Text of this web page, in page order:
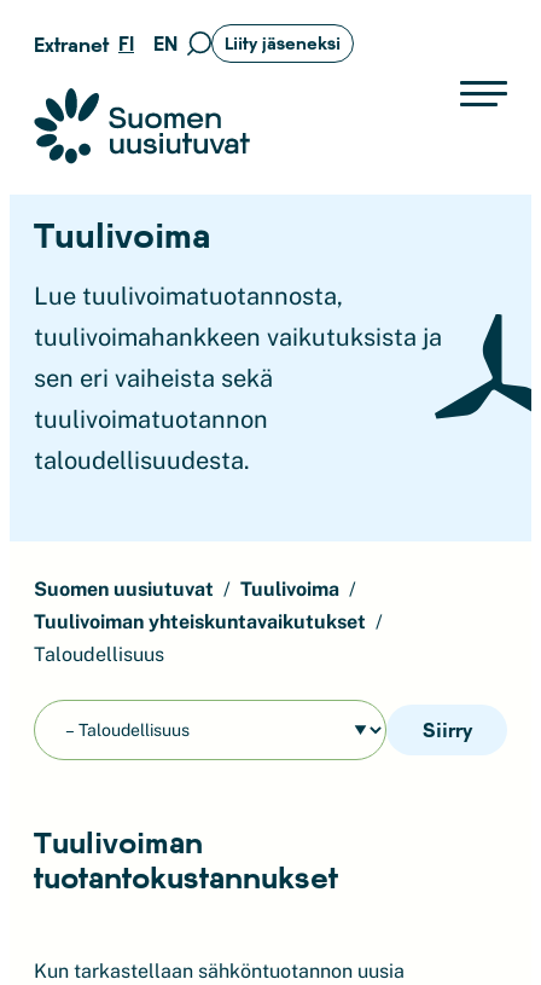
Siirry
sisältöön
Extranet FI EN
Siirry
Liity jäseneksi
Suomen uusiutuvat ry
Tuulivoima
Lue tuulivoimatuotannosta,
tuulivoimahankkeen vaikutuksista ja
sen eri vaiheista sekä
tuulivoimatuotannon
taloudellisuudesta.
Suomen uusiutuvat
Tuulivoima
Tuulivoiman yhteiskuntavaikutukset
Taloudellisuus
Siirry
Tuulivoiman
tuotantokustannukset
Kun tarkastellaan sähköntuotannon uusia